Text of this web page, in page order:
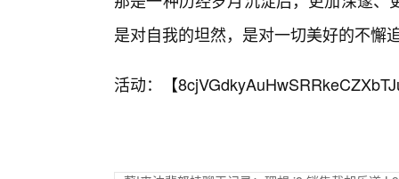
是对自我的坦然，是对一切美好的不懈
活动：【